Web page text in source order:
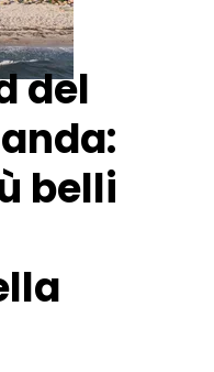
del
belli